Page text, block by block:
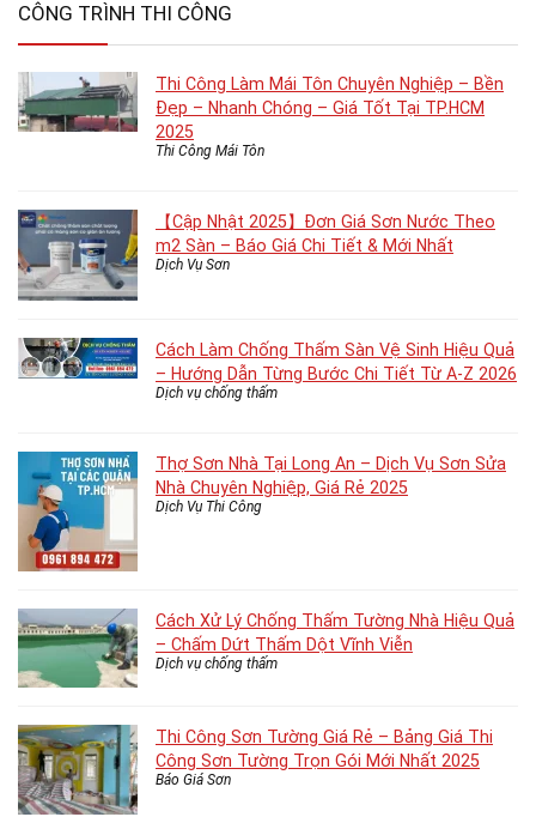
CÔNG TRÌNH THI CÔNG
Thi Công Làm Mái Tôn Chuyên Nghiệp – Bền
Đẹp – Nhanh Chóng – Giá Tốt Tại TP.HCM
2025
Thi Công Mái Tôn
【Cập Nhật 2025】Đơn Giá Sơn Nước Theo
m2 Sàn – Báo Giá Chi Tiết & Mới Nhất
Dịch Vụ Sơn
Cách Làm Chống Thấm Sàn Vệ Sinh Hiệu Quả
– Hướng Dẫn Từng Bước Chi Tiết Từ A-Z 2026
Dịch vụ chống thấm
Thợ Sơn Nhà Tại Long An – Dịch Vụ Sơn Sửa
Nhà Chuyên Nghiệp, Giá Rẻ 2025
Dịch Vụ Thi Công
Cách Xử Lý Chống Thấm Tường Nhà Hiệu Quả
– Chấm Dứt Thấm Dột Vĩnh Viễn
Dịch vụ chống thấm
Thi Công Sơn Tường Giá Rẻ – Bảng Giá Thi
Công Sơn Tường Trọn Gói Mới Nhất 2025
Báo Giá Sơn